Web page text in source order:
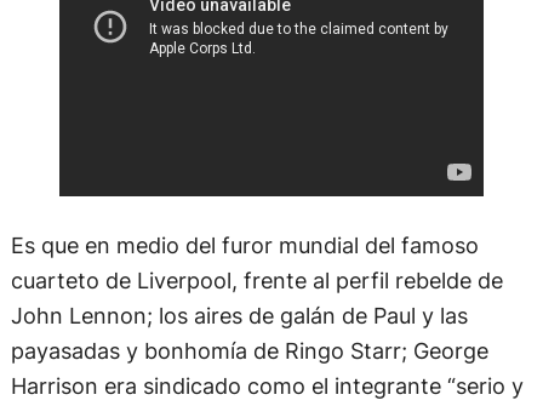
Es que en medio del furor mundial del famoso
cuarteto de Liverpool, frente al perfil rebelde de
John Lennon; los aires de galán de Paul y las
payasadas y bonhomía de Ringo Starr; George
Harrison era sindicado como el integrante “serio y